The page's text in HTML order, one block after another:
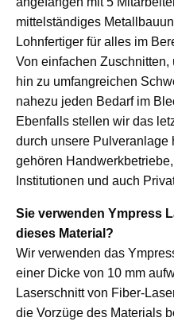
mittelständiges
Lohnfertiger für alles im
Von einfachen
hin zu umfangreichen
nahezu jeden Bedarf im
Ebenfalls stellen wir das
durch unsere Pulveranlage
gehören
Institutionen und auch
Sie verwenden Ympress
dieses Material?
Wir verwenden das
einer Dicke von 10 mm
Laserschnitt von Fiber-
die Vorzüge des Materials